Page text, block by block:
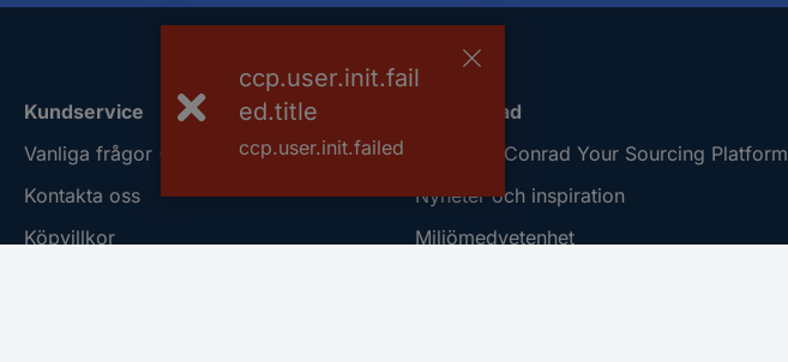
Kundservice
Vanliga frågor (FAQ)
Kontakta oss
Köpvillkor
Om Conrad
Om oss - Conrad Your Sourcing Platform
Nyheter och inspiration
Miljömedvetenhet
ccp.user.init.fail
ed.title
ccp.user.init.failed